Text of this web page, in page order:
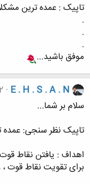
تاپیک : عمده ترین
.
.
.
موفق باشید...
E . H . S . A . N
سلام بر شما...
تاپیک نظر سنجی:
اهداف : یافتن نقاط
برای تقویت نقاط قوت